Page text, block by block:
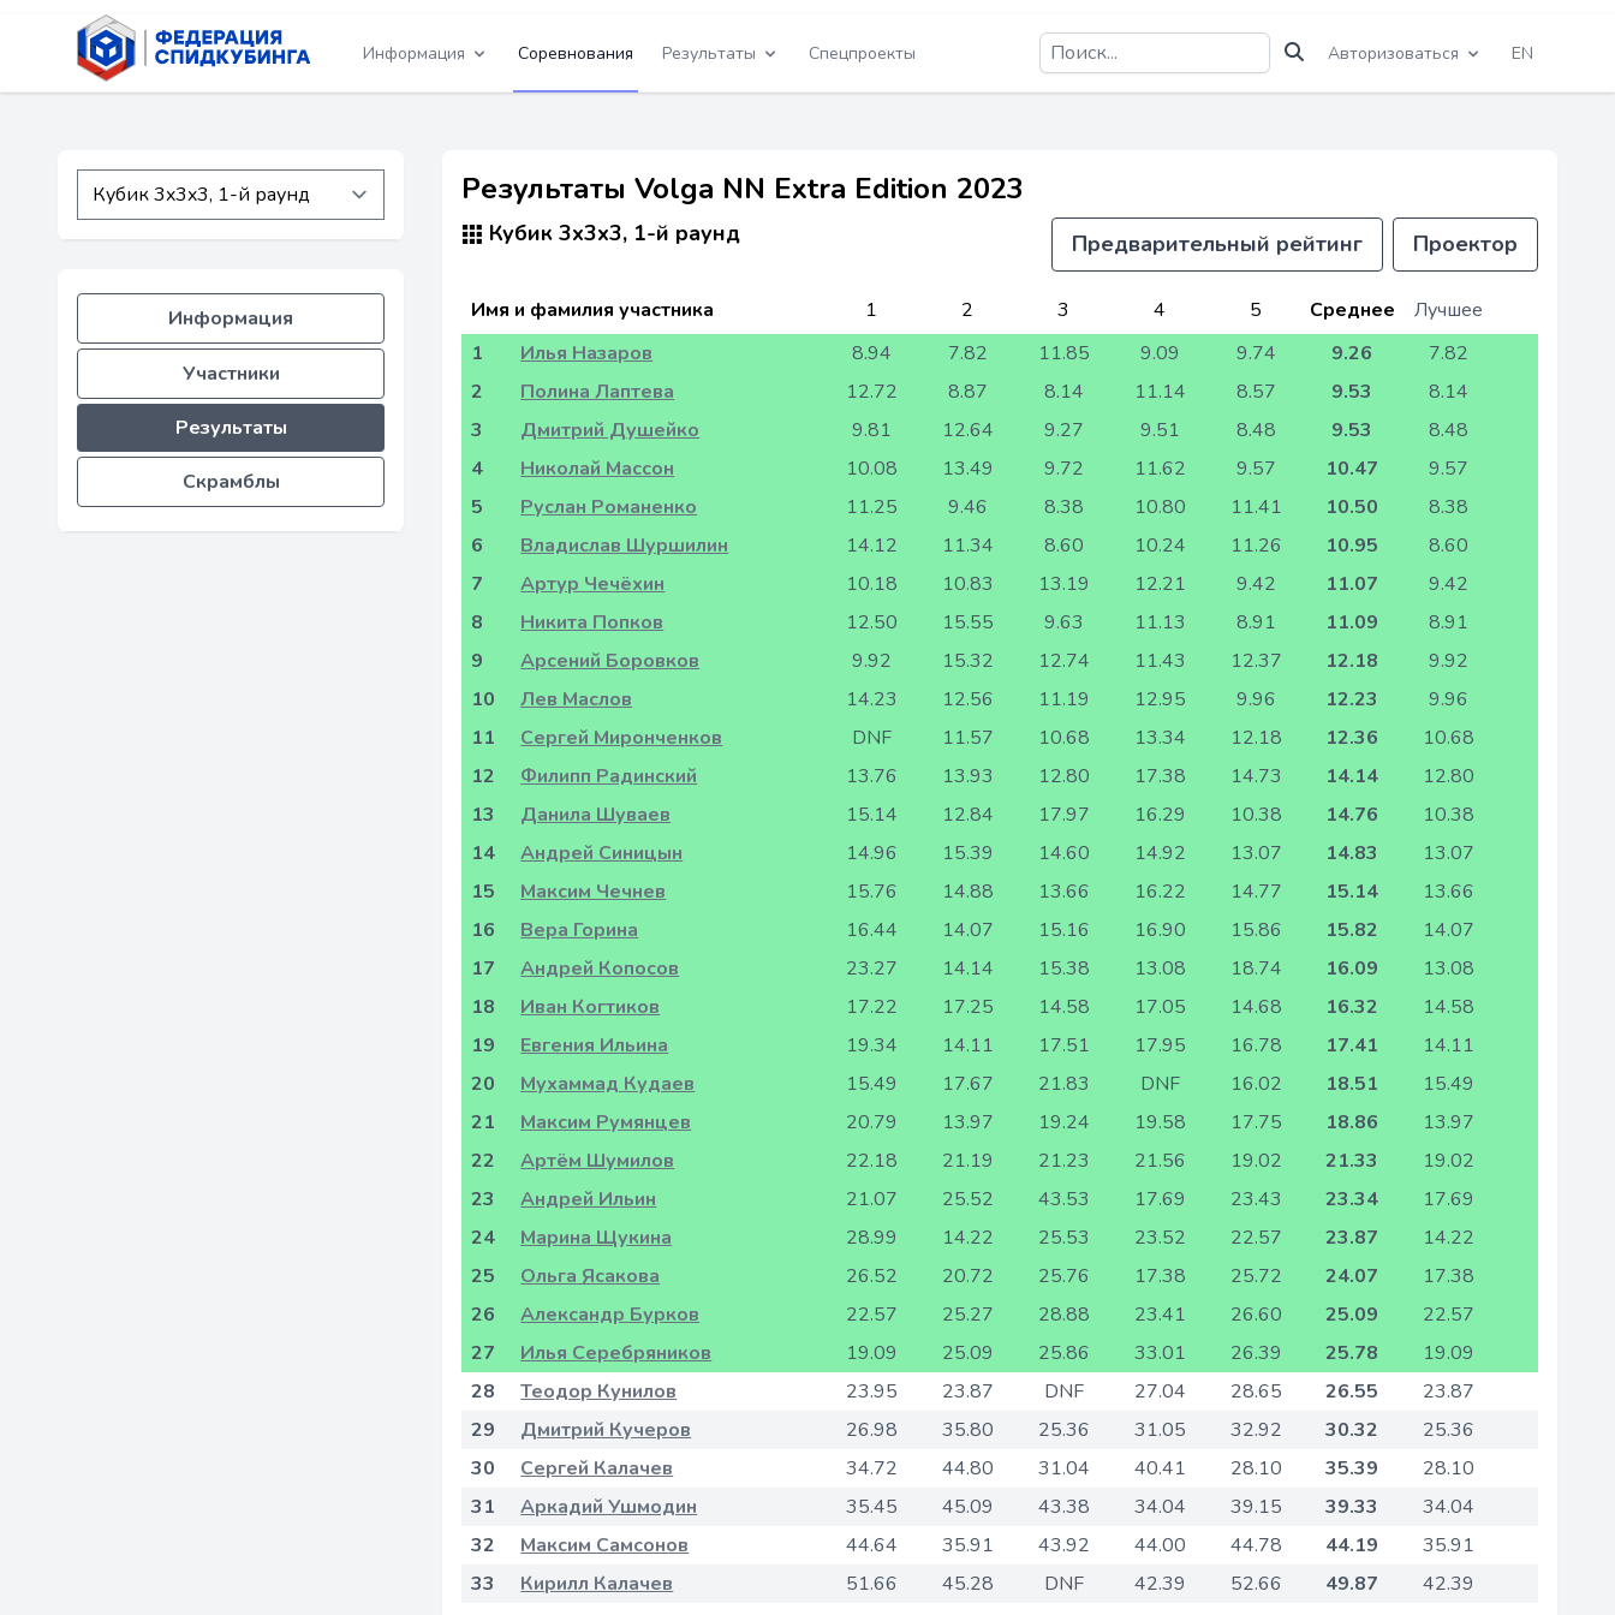
Информация Соревнования Результаты Спецпроекты Авторизоваться EN
Информация
Участники
Результаты
Скрамблы
Результаты Volga NN Extra Edition 2023
Кубик 3x3x3, 1-й раунд Предварительный рейтинг Проектор
Имя и фамилия участника 1 2 3 4 5 Среднее
Лучшее
1
Илья Назаров 8.94 7.82 11.85 9.09 9.74 9.26
7.82
2
Полина Лаптева 12.72 8.87 8.14 11.14 8.57 9.53
8.14
3
Дмитрий Душейко 9.81 12.64 9.27 9.51 8.48 9.53
8.48
4
Николай Массон 10.08 13.49 9.72 11.62 9.57 10.47
9.57
5
Руслан Романенко 11.25 9.46 8.38 10.80 11.41 10.50
8.38
6
Владислав Шуршилин 14.12 11.34 8.60 10.24 11.26 10.95
8.60
7
Артур Чечёхин 10.18 10.83 13.19 12.21 9.42 11.07
9.42
8
Никита Попков 12.50 15.55 9.63 11.13 8.91 11.09
8.91
9
Арсений Боровков 9.92 15.32 12.74 11.43 12.37 12.18
9.92
10
Лев Маслов 14.23 12.56 11.19 12.95 9.96 12.23
9.96
11
Сергей Миронченков DNF 11.57 10.68 13.34 12.18 12.36
10.68
12
Филипп Радинский 13.76 13.93 12.80 17.38 14.73 14.14
12.80
13
Данила Шуваев 15.14 12.84 17.97 16.29 10.38 14.76
10.38
14
Андрей Синицын 14.96 15.39 14.60 14.92 13.07 14.83
13.07
15
Максим Чечнев 15.76 14.88 13.66 16.22 14.77 15.14
13.66
16
Вера Горина 16.44 14.07 15.16 16.90 15.86 15.82
14.07
17
Андрей Копосов 23.27 14.14 15.38 13.08 18.74 16.09
13.08
18
Иван Когтиков 17.22 17.25 14.58 17.05 14.68 16.32
14.58
19
Евгения Ильина 19.34 14.11 17.51 17.95 16.78 17.41
14.11
20
Мухаммад Кудаев 15.49 17.67 21.83 DNF 16.02 18.51
15.49
21
Максим Румянцев 20.79 13.97 19.24 19.58 17.75 18.86
13.97
22
Артём Шумилов 22.18 21.19 21.23 21.56 19.02 21.33
19.02
23
Андрей Ильин 21.07 25.52 43.53 17.69 23.43 23.34
17.69
24
Марина Щукина 28.99 14.22 25.53 23.52 22.57 23.87
14.22
25
Ольга Ясакова 26.52 20.72 25.76 17.38 25.72 24.07
17.38
26
Александр Бурков 22.57 25.27 28.88 23.41 26.60 25.09
22.57
27
Илья Серебряников 19.09 25.09 25.86 33.01 26.39 25.78
19.09
28
Теодор Кунилов 23.95 23.87 DNF 27.04 28.65 26.55
23.87
29
Дмитрий Кучеров 26.98 35.80 25.36 31.05 32.92 30.32
25.36
30
Сергей Калачев 34.72 44.80 31.04 40.41 28.10 35.39
28.10
31
Аркадий Ушмодин 35.45 45.09 43.38 34.04 39.15 39.33
34.04
32
Максим Самсонов 44.64 35.91 43.92 44.00 44.78 44.19
35.91
33
Кирилл Калачев 51.66 45.28 DNF 42.39 52.66 49.87
42.39